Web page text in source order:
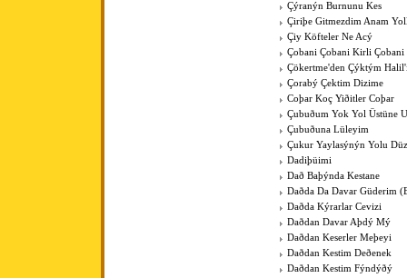
Çýranýn Burnunu Kes
Çiriþe Gitmezdim Anam
Çiy Köfteler Ne Acý
Çobani Çobani Kirli Çobani
Çökertme'den Çýktým
Çorabý Çektim Dizime
Coþar Koç Yiðitler Coþar
Çubuðum Yok Yol Üstüne
Çubuðuna Lüleyim
Çukur Yaylasýnýn Yolu
Dadiþüimi
Dað Baþýnda Kestane
Daðda Da Davar Güderim
Daðda Kýrarlar Cevizi
Daðdan Davar Aþdý Mý
Daðdan Keserler Meþeyi
Daðdan Kestim Deðenek
Daðdan Kestim Fýndýðý